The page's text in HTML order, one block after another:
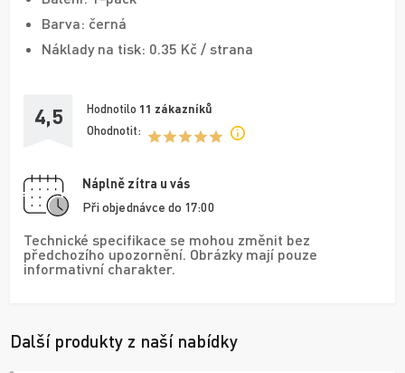
Barva: černá
Náklady na tisk: 0.35 Kč / strana
4,5 Hodnotilo 11 zákazníků
Ohodnotit:
Náplně zítra u vás
Při objednávce do 17:00
Technické specifikace se mohou změnit bez
předchozího upozornění. Obrázky mají pouze
informativní charakter.
Další produkty z naší nabídky